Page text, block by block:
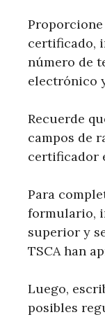
certificado,
número de
electrónico
Recuerde
campos de
certificador
Para
formulario,
superior y
TSCA han
Luego,
posibles